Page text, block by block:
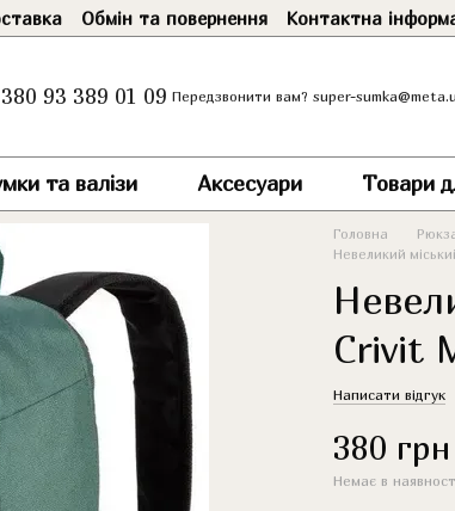
Обмін та повернення Контактна
93 389 01 09 Передзвонити вам? super-
та валізи Аксесуари Товари
Головна
Невеликий
Crivit
Написати відгук
380 грн
Немає в